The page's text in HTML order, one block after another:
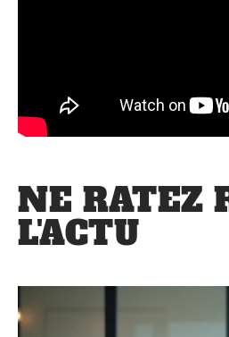
NE RATEZ
L'ACTU